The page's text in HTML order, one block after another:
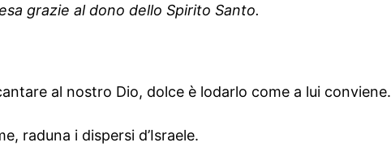
grazie al dono dello Spirito Santo.
al nostro Dio, dolce è lodarlo come a lui conviene.
raduna i dispersi d’Israele.